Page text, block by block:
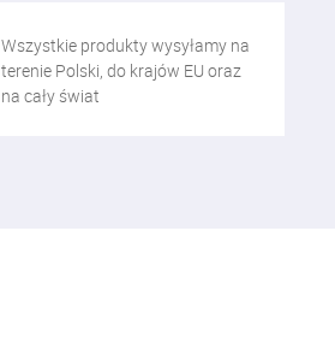
Wszystkie produkty wysyłamy na
terenie Polski, do krajów EU oraz
na cały świat